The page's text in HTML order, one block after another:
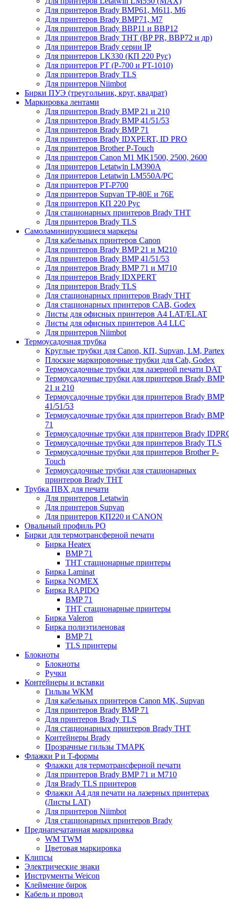
Для принтеров Brady BMP61, M611, M6
Для принтеров Brady BMP71, M7
Для принтеров Brady BBP11 и BBP12
Для принтеров Brady THT (BP PR, BBP72 и др)
Для принтеров Brady серии IP
Для принтеров LK330 (КП 220 Рус)
Для принтеров PT (P-700 и PT-1010)
Для принтеров Brady TLS
Для принтеров Niimbot
Бирки ПУЭ (треугольник, круг, квадрат)
Маркировка лентами
Для принтеров Brady BMP 21 и 210
Для принтеров Brady BMP 41/51/53
Для принтеров Brady BMP 71
Для принтеров Brady IDXPERT, ID PRO
Для принтеров Brother P-Touch
Для принтеров Canon M1 MK1500, 2500, 2600
Для принтеров Letatwin LM390A
Для принтеров Letatwin LM550A/PC
Для принтеров PT-P700
Для принтеров Supvan TP-80E и 76E
Для принтеров КП 220 Рус
Для стационарных принтеров Brady THT
Для принтеров Brady TLS
Самоламинирующиеся маркеры
Для кабельных принтеров Canon
Для принтеров Brady BMP 21 и M210
Для принтеров Brady BMP 41/51/53
Для принтеров Brady BMP 71 и M710
Для принтеров Brady IDXPERT
Для принтеров Brady TLS
Для стационарных принтеров Brady THT
Для стационарных принтеров CAB, Godex
Листы для офисных принтеров А4 LAT/ELAT
Листы для офисных принтеров А4 LLC
Для принтеров Niimbot
Термоусадочная трубка
Круглые трубки для Canon, КП, Supvan, LM, Partex
Плоские маркировочные трубки для Cab, Godex
Термоусадочные трубки для лазерной печати DAT
Термоусадочные трубки для принтеров Brady BMP
21 и 210
Термоусадочные трубки для принтеров Brady BMP
41/51/53
Термоусадочные трубки для принтеров Brady BMP
71
Термоусадочные трубки для принтеров Brady
Термоусадочные трубки для принтеров Brady TLS
Термоусадочные трубки для принтеров Brother P-
Touch
Термоусадочные трубки для стационарных
принтеров Brady THT
Трубка ПВХ для печати
Для принтеров Letatwin
Для принтеров Supvan
Для принтеров КП220 и CANON
Овальный профиль PO
Бирки для термотрансферной печати
Бирка Heatex
BMP 71
THT стационарные принтеры
Бирка Laminat
Бирка NOMEX
Бирка RAPIDO
BMP 71
THT стационарные принтеры
Бирка Valeron
Бирка полиэтиленовая
BMP 71
TLS принтеры
Блокноты
Блокноты
Ручки
Контейнеры и вставки
Гильзы WKM
Для кабельных принтеров Canon MK, Supvan
Для принтеров Brady BMP 71
Для принтеров Brady TLS
Для стационарных принтеров Brady THT
Контейнеры Brady
Прозрачные гильзы ТМАРК
Флажки P и T-формы
Флажки для термотрансферной печати
Для принтеров Brady BMP 71 и M710
Для Brady TLS принтеров
Флажки A4 для печати на лазерных принтерах
(Листы LAT)
Для принтеров Niimbot
Для стационарных принтеров Brady
Преднапечатанная маркировка
WM TWM
Цветовая маркировка
Клипсы
Электрические знаки
Инструменты Weicon
Клеймение бирок
Кабель и провод